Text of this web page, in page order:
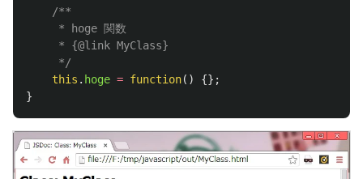
/**
     * hoge 関数
     * {@link MyClass}
     */
this . hoge = function()
{};
}